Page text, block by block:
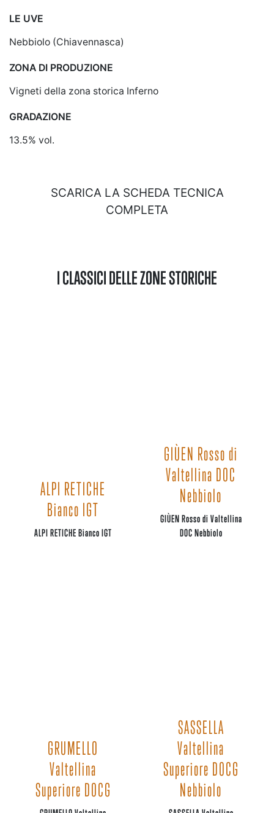
LE UVE
Nebbiolo (Chiavennasca)
ZONA DI PRODUZIONE
Vigneti della zona storica Inferno
GRADAZIONE
13.5% vol.
SCARICA LA SCHEDA TECNICA
COMPLETA
I CLASSICI DELLE ZONE STORICHE
ALPI RETICHE
Bianco IGT
ALPI RETICHE Bianco IGT
GIÙEN Rosso di
Valtellina DOC
Nebbiolo
GIÙEN Rosso di Valtellina
DOC Nebbiolo
GRUMELLO
Valtellina
Superiore DOCG
SASSELLA
Valtellina
Superiore DOCG
Nebbiolo